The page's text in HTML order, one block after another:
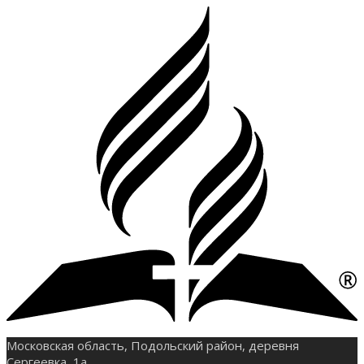
Московская область, Подольский район, деревня